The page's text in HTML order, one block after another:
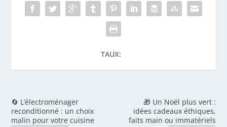
TAUX:
🔄 L’électroménager
reconditionné : un choix
malin pour votre cuisine
🎁 Un Noël plus vert :
idées cadeaux éthiques,
faits main ou immatériels